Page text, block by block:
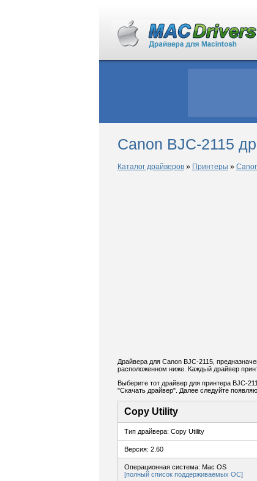
Canon BJC-2115
Каталог драйверов » Принтеры »
Драйвера для Canon BJC-2115,
расположенном ниже. Каждый драйвер
Выберите тот драйвер для принтера BJC-
"Скачать драйвер". Далее следуйте
Copy Utility
Тип драйвера: Copy Utility
Версия: 2.60
Операционная система: Mac OS
[полный список поддерживаемых ОС]